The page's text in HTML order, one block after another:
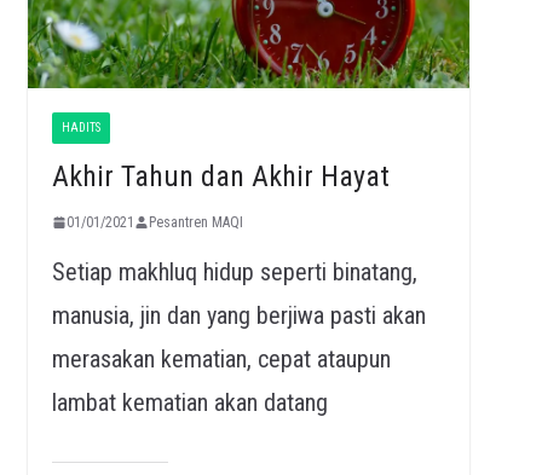
HADITS
Akhir Tahun dan Akhir Hayat
01/01/2021 Pesantren MAQI
Setiap makhluq hidup seperti binatang,
manusia, jin dan yang berjiwa pasti akan
merasakan kematian, cepat ataupun
lambat kematian akan datang